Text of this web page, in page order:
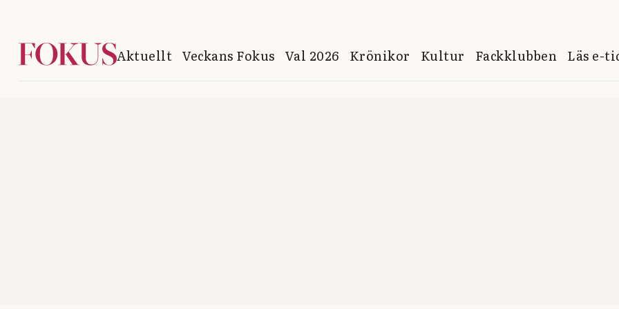
Aktuellt Veckans Fokus Val 2026 Krönikor Kultur Fackklubben Läs e-